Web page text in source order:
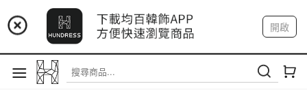
📢 市集預告：9/4-9/6 淡水捷運站
📢 市集預告：9/12-9/13 八里海巡基地
📢 市集預告：8/22-8/23 桃園青埔置地廣場
開啟
註冊 我的帳戶